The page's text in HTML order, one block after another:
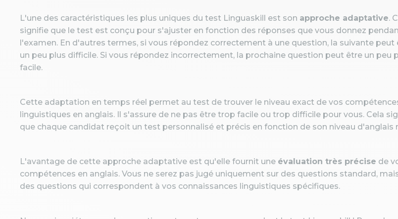
L'une des caractéristiques les plus uniques du test Linguaskill est son approche adaptative.
signifie que le test est conçu pour s'ajuster en fonction des réponses que vous donnez
l'examen. En d'autres termes, si vous répondez correctement à une question, la suivante peut
un peu plus difficile. Si vous répondez incorrectement, la prochaine question peut être un peu
facile.
Cette adaptation en temps réel permet au test de trouver le niveau exact de vos
linguistiques en anglais. Il s'assure de ne pas être trop facile ou trop difficile pour vous. Cela
que chaque candidat reçoit un test personnalisé et précis en fonction de son niveau d'anglais
L'avantage de cette approche adaptative est qu'elle fournit une évaluation très précise de
compétences en anglais. Vous ne serez pas jugé uniquement sur des questions standard,
des questions qui correspondent à vos connaissances linguistiques spécifiques.